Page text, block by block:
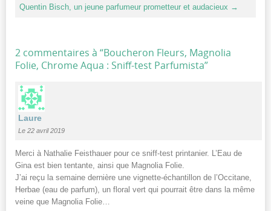
Quentin Bisch, un jeune parfumeur prometteur et audacieux →
2 commentaires à “Boucheron Fleurs, Magnolia
Folie, Chrome Aqua : Sniff-test Parfumista”
Laure
Le 22 avril 2019
Merci à Nathalie Feisthauer pour ce sniff-test printanier. L’Eau de
Gina est bien tentante, ainsi que Magnolia Folie.
J’ai reçu la semaine dernière une vignette-échantillon de l’Occitane,
Herbae (eau de parfum), un floral vert qui pourrait être dans la même
veine que Magnolia Folie…